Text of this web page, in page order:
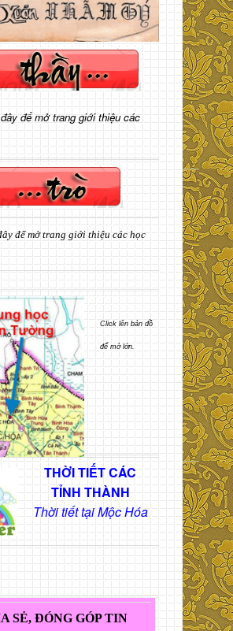
để mở trang giới thiệu các
để mở trang giới thiệu các học
Click lên bản đồ
để mở lớn.
THỜI TIẾT CÁC
TỈNH THÀNH
Thời tiết tại Mộc Hóa
SẺ, ĐÓNG GÓP TIN